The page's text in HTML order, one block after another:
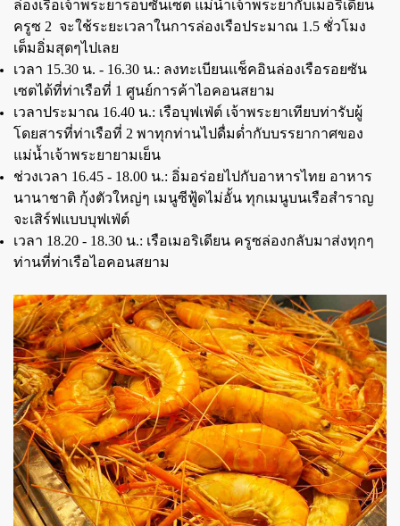
ล่องเรือเจ้าพระยารอบซันเซต แม่น้ำเจ้าพระยากับเมอริเดียน
ครูซ 2 จะใช้ระยะเวลาในการล่องเรือประมาณ 1.5 ชั่วโมง
เต็มอิ่มสุดๆไปเลย
เวลา 15.30 น. - 16.30 น.: ลงทะเบียนแช็คอินล่องเรือรอยซัน
เซตได้ที่ท่าเรือที่ 1 ศูนย์การค้าไอคอนสยาม
เวลาประมาณ 16.40 น.: เรือบุฟเฟ่ต์ เจ้าพระยาเทียบท่ารับผู้
โดยสารที่ท่าเรือที่ 2 พาทุกท่านไปดื่มด่ำกับบรรยากาศของ
แม่น้ำเจ้าพระยายามเย็น
ช่วงเวลา 16.45 - 18.00 น.: อิ่มอร่อยไปกับอาหารไทย อาหาร
นานาชาติ กุ้งตัวใหญ่ๆ เมนูซีฟู้ดไม่อั้น ทุกเมนูบนเรือสำราญ
จะเสิร์ฟแบบบุฟเฟ่ต์
เวลา 18.20 - 18.30 น.: เรือเมอริเดียน ครูซล่องกลับมาส่งทุกๆ
ท่านที่ท่าเรือไอคอนสยาม